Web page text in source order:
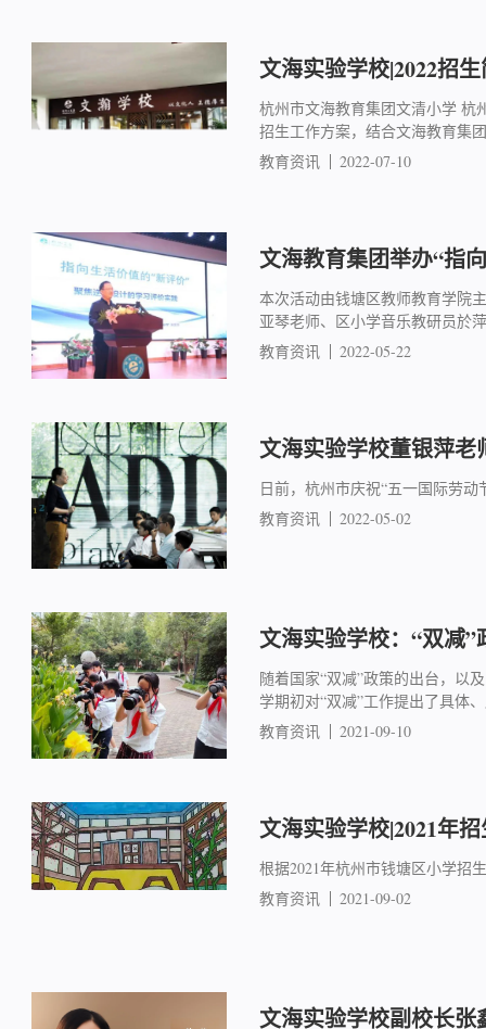
文海实验学校|2022招
杭州市文海教育集团文清小学 杭
招生工作方案，结合文海教育集
教育资讯
2022-07-10
文海教育集团举办“指
本次活动由钱塘区教师教育学院
亚琴老师、区小学音乐教研员於
教育资讯
2022-05-22
文海实验学校董银萍
日前，杭州市庆祝“五一国际劳
教育资讯
2022-05-02
文海实验学校：“双减
随着国家“双减”政策的出台，以
学期初对“双减”工作提出了具体
教育资讯
2021-09-10
文海实验学校|2021年
根据2021年杭州市钱塘区小学招
教育资讯
2021-09-02
文海实验学校副校长